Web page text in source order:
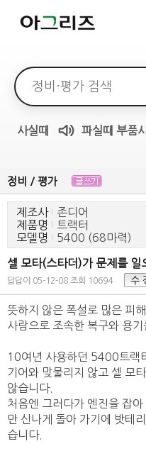
검색어
사실때
매물무료듣기
파실때 부품
정비 / 평가
제조사
존디어
제품명
트랙터
모델명
5400 (68마력)
셀 모타(스타더)가 문제를 일
답답이 05-12-08 조회 10694 수
뜻하지 않은 폭설로 많은 피
사람으로 조속한 복구와 용
10여년 사용하던 5400트랙
기어와 맞물리지 않고 셀 모
않습니다.
처음엔 그러다가 엔진을 잡
만 신나게 돌아 가기에 밧테
습니다.